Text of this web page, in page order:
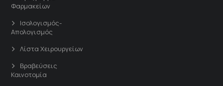
Φαρμακείων
Ισολογισμός-
Απολογισμός
Λίστα Χειρουργείων
Βραβεύσεις
Καινοτομία